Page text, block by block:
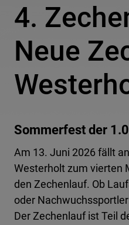
4.
Neue
Sommerfest der
Am 13. Juni 2026 fällt
Westerholt zum vierten
den Zechenlauf. Ob
oder
Der Zechenlauf ist Teil